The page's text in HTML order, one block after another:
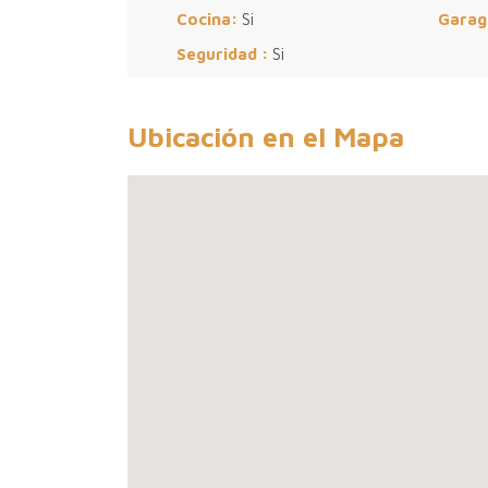
Cocina: Si
Seguridad : Si
Ubicación en el Mapa